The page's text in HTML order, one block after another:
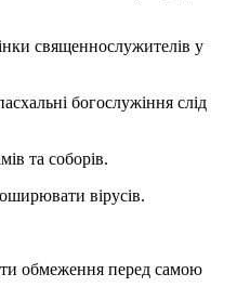
священнослужителів у
богослужіння слід
та соборів.
вірусів.
обмеження перед самою